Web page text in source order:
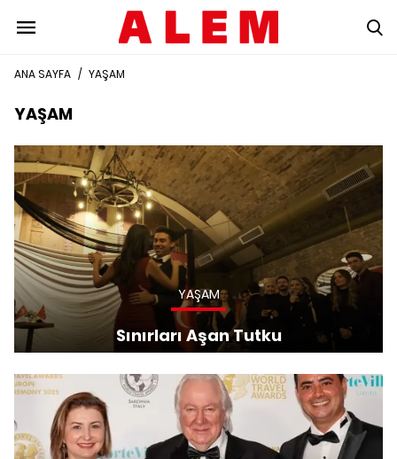
ANA SAYFA / YAŞAM
YAŞAM
YAŞAM
Sınırları Aşan Tutku